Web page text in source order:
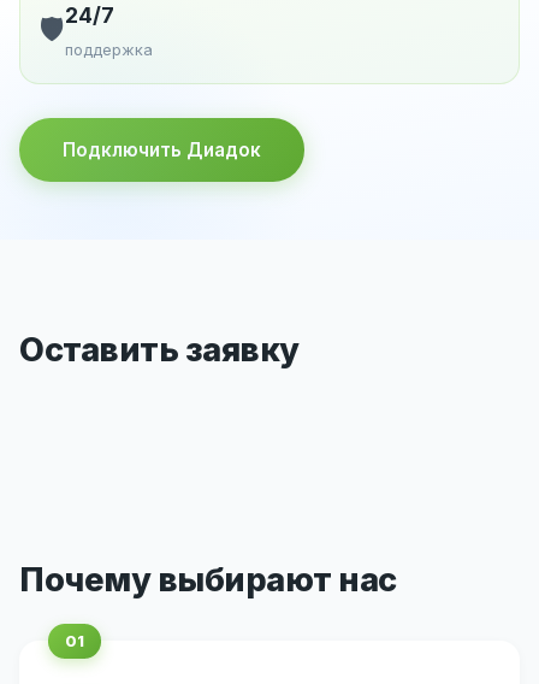
🛡️24/7
поддержка
Подключить Диадок
Оставить заявку
Почему выбирают нас